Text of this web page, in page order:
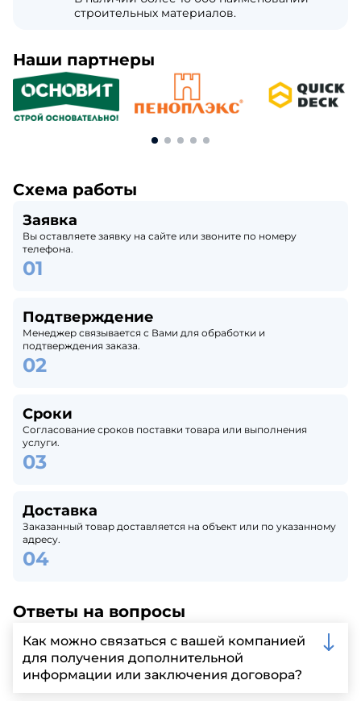
строительных материалов.
Наши партнеры
Схема работы
Заявка
Вы оставляете заявку на сайте или звоните по номеру
телефона.
Подтверждение
Менеджер связывается с Вами для обработки и
подтверждения заказа.
Сроки
Согласование сроков поставки товара или выполнения
услуги.
Доставка
Заказанный товар доставляется на объект или по указанному
адресу.
Ответы на вопросы
Как можно связаться с вашей компанией
для получения дополнительной
информации или заключения договора?